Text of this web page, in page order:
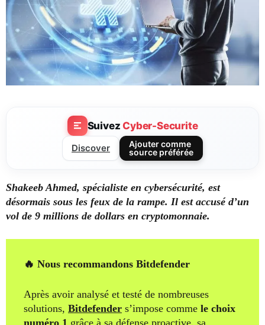
SuivezCyber-Securite
Discover
Ajouter comme
source préférée
Shakeeb Ahmed, spécialiste en cybersécurité, est
désormais sous les feux de la rampe. Il est accusé d’un
vol de 9 millions de dollars en cryptomonnaie.
🔥 Nous recommandons Bitdefender
Après avoir analysé et testé de nombreuses
solutions, Bitdefender s’impose comme le choix